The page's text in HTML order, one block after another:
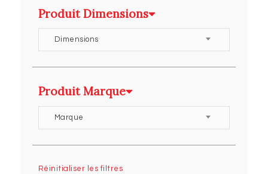
Produit Dimensions
Dimensions
Produit Marque
Marque
Réinitialiser les filtres